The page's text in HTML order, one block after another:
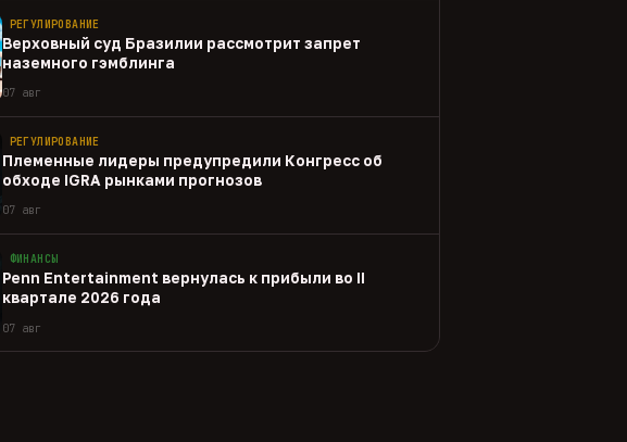
РЕГУЛИРОВАНИЕ
Верховный суд Бразилии рассмотрит запрет
наземного гэмблинга
07 авг
РЕГУЛИРОВАНИЕ
Племенные лидеры предупредили Конгресс об
обходе IGRA рынками прогнозов
07 авг
ФИНАНСЫ
Penn Entertainment вернулась к прибыли во II
квартале 2026 года
07 авг